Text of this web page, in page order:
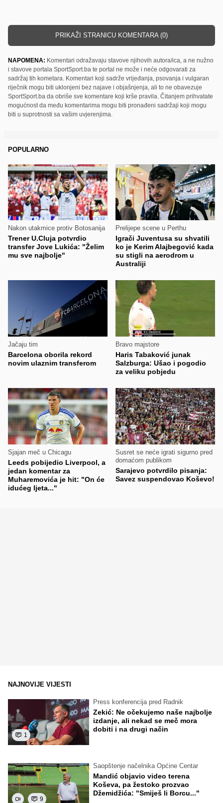
PRIKAŽI STRANICU KOMENTARA (0)
NAPOMENA: Komentari odražavaju stavove njihovih autora/ica, a ne nužno
i stavove portala SportSport.ba te portal ne može i neće odgovarati za
sadržaj tih kometara. Komentari koji sadrže vrijeđanja, psovanja i vulgaran
riječnik mogu biti uklonjeni bez najave i objašnjenja, ali to ne obavezuje
SportSport.ba da obriše sve komentare koji krše pravila. Čitanjem prihvatate
mogućnost da među komentarima mogu biti pronađeni sadržaji koji mogu
biti u suprotnosti sa vašim uvjerenjima.
POPULARNO
Nakon utakmice protiv Botosanija
Trener U.Cluja potvrdio
transfer Jove Lukića: "Želim
mu sve najbolje"
Prelijepe scene u Perthu
Igrači Juventusa su shvatili
ko je Kerim Alajbegović kada
su stigli na aerodrom u
Australiji
Jačaju tim
Barcelona oborila rekord
novim ulaznim transferom
Bravo majstore
Haris Tabaković junak
Salzburga: Ušao i pogodio
za veliku pobjedu
Sjajan meč u Chicagu
Leeds pobijedio Liverpool, a
jedan komentar za
Muharemovića je hit: "On će
idućeg ljeta..."
Susret se neće igrati sigurno pred
domaćom publikom
Sarajevo potvrdilo pisanja:
Savez suspendovao Koševo!
NAJNOVIJE VIJESTI
1
Press konferencija pred Radnik
Zekić: Ne očekujemo naše najbolje
izdanje, ali nekad se meč mora
dobiti i na drugi način
9
Saopštenje načelnika Općine Centar
Mandić objavio video terena
Koševa, pa žestoko prozvao
Džemidžića: "Smiješ li Borcu..."